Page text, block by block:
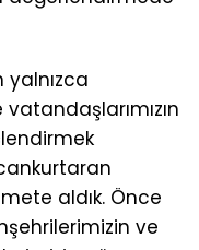
yalnızca
aldık. Önce
ve